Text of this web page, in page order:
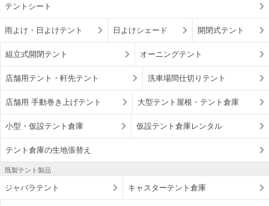
テントシート
雨よけ・日よけテント 日よけシェード 開閉式テント
組立式開閉テント オーニングテント
店舗用テント・軒先テント 洗車場間仕切りテント
店舗用 手動巻き上げテント 大型テント屋根・テント倉庫
小型・仮設テント倉庫 仮設テント倉庫レンタル
テント倉庫の生地張替え
既製テント製品
ジャバラテント キャスターテント倉庫